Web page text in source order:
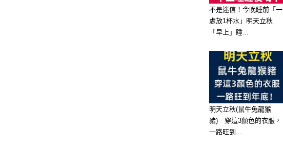
不是迷信！今晚睡前「一
處放1杯水」明天立秋
「早上」睡...
明天立秋(鼠牛兔龍猴
豬) 穿這3顏色的衣服，
一路旺到...